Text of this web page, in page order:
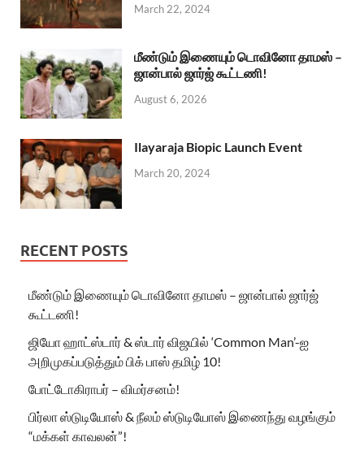
March 22, 2024
மீண்டும் இணையும் டொவினோ தாமஸ் –
ஜான்பால் ஜார்ஜ் கூட்டணி!
August 6, 2026
Ilayaraja Biopic Launch Event
March 20, 2024
RECENT POSTS
மீண்டும் இணையும் டொவினோ தாமஸ் – ஜான்பால் ஜார்ஜ்
கூட்டணி!
ஜியோ ஹாட்ஸ்டார் & ஸ்டார் விஜயில் ‘Common Man’-ஐ
அறிமுகப்படுத்தும் பிக் பாஸ் தமிழ் 10!
போட்டோகிராபர் – விமர்சனம்!
பிர்லா ஸ்டுடியோஸ் & நீலம் ஸ்டுடியோஸ் இணைந்து வழங்கும்
“மக்கள் காவலன்”!